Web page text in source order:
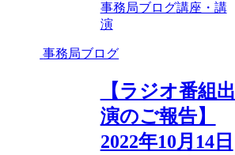
事務局ブログ講座・講
演
事務局ブログ
【ラジオ番組出
演のご報告】
2022年10月14日